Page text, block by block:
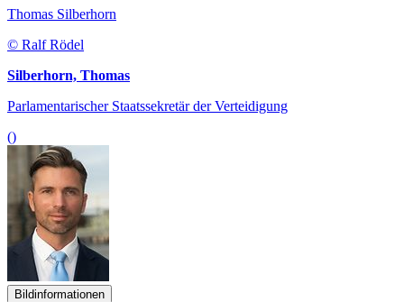
Thomas Silberhorn
© Ralf Rödel
Silberhorn, Thomas
Parlamentarischer Staatssekretär der Verteidigung
()
Bildinformationen